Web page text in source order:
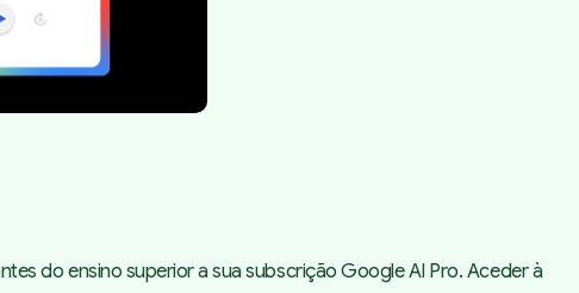
do ensino superior a sua subscrição Google AI Pro. Aceder à